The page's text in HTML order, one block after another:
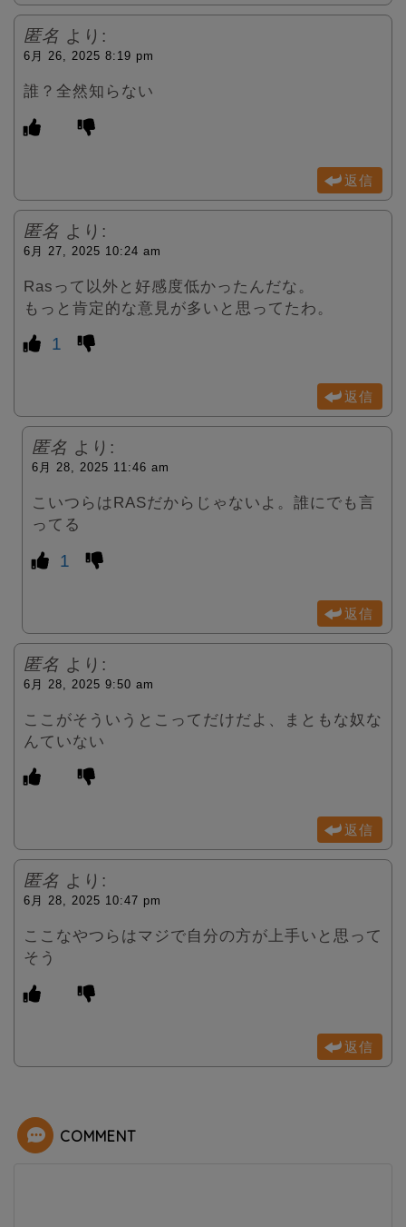
匿名 より:
6月 26, 2025 8:19 pm
誰？全然知らない
返信
匿名 より:
6月 27, 2025 10:24 am
Rasって以外と好感度低かったんだな。
もっと肯定的な意見が多いと思ってたわ。
1
返信
匿名 より:
6月 28, 2025 11:46 am
こいつらはRASだからじゃないよ。誰にでも言
ってる
1
返信
匿名 より:
6月 28, 2025 9:50 am
ここがそういうとこってだけだよ、まともな奴な
んていない
返信
匿名 より:
6月 28, 2025 10:47 pm
ここなやつらはマジで自分の方が上手いと思って
そう
返信
COMMENT